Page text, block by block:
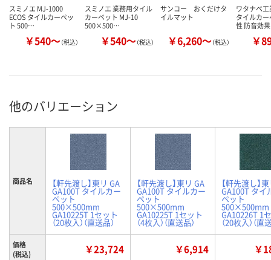
スミノエ MJ-1000
ECOS タイルカーペッ
ト 500…
￥540～（税込）
スミノエ 業務用タイル
カーペット MJ-10
500×500…
￥540～（税込）
サンコー おくだけタ
イルマット
￥6,260～（税込）
ワタナベ
タイルカ
性 防音効果
￥
他のバリエーション
商品名 【軒先渡し】東リ GA
GA100T タイルカー
ペット
500×500mm
GA10225T 1セット
（20枚入）（直送品）
【軒先渡し】東リ GA
GA100T タイルカー
ペット
500×500mm
GA10225T 1セット
（4枚入）（直送品）
【軒先渡し】
GA100T タイ
ペット
500×500mm
GA10226T 1
（20枚入）（直
価格
(税込)
￥23,724 ￥6,914 ￥